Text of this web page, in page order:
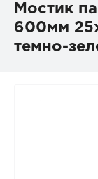
Мостик
600мм
темно-